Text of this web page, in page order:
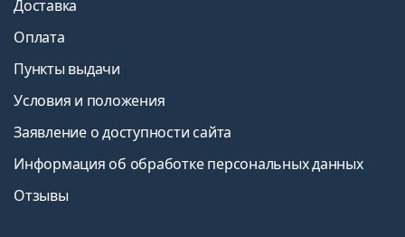
Доставка
Оплата
Пункты выдачи
Условия и положения
Заявление о доступности сайта
Информация об обработке персональных данных
Отзывы